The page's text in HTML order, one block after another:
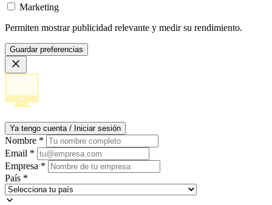
Marketing
Permiten mostrar publicidad relevante y medir su rendimiento.
Guardar preferencias
Ya tengo cuenta / Iniciar sesión
Nombre *
Email *
Empresa *
País *